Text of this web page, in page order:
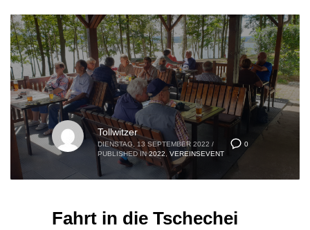
0
Tollwitzer
DIENSTAG, 13 SEPTEMBER 2022 /
PUBLISHED IN 2022 VEREINSEVENT
Fahrt in die Tschechei